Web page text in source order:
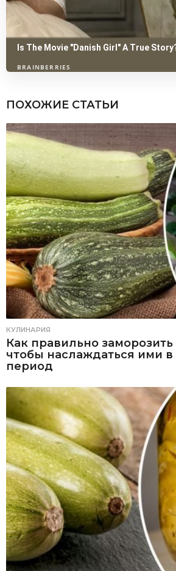
ПОХОЖИЕ СТАТЬИ
КУЛИНАРИЯ
Как правильно заморозить
чтобы наслаждаться ими
период